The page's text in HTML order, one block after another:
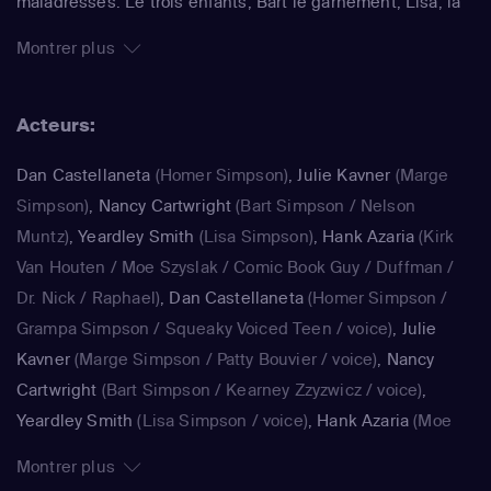
rendent joyeux et animé le quotidien de ce foyer. La série
saison, est régulièrement récompensée aux Emmy Awards
Montrer plus
Acteurs:
Dan Castellaneta (Homer Simpson),Julie Kavner (Marge
Simpson), Nancy Cartwright (Bart Simpson / Nelson
Muntz),Yeardley Smith (Lisa Simpson), Hank Azaria (Kirk
Van Houten / Moe Szyslak / Comic Book Guy / Duffman /
Dr. Nick / Raphael), Dan Castellaneta(Homer Simpson /
Grampa Simpson / Squeaky Voiced Teen / voice), Julie
Kavner(Marge Simpson / Patty Bouvier / voice), Nancy
Cartwright (Bart Simpson / Kearney Zzyzwicz / voice),
Yeardley Smith (Lisa Simpson / voice), Hank Azaria (Moe
Lawyer / Lifeguard / Very Tall Man / voice)
Montrer plus